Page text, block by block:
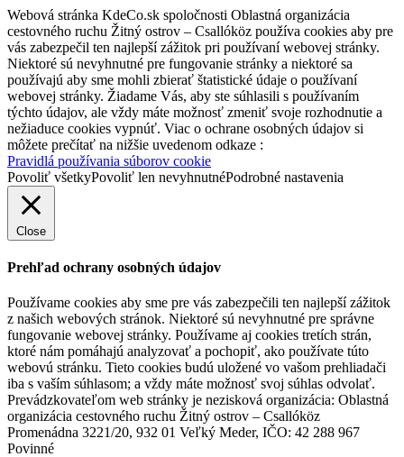
Hotel Legend
Dunajská Streda
Hotel
Webová stránka KdeCo.sk spoločnosti Oblastná organizácia
cestovného ruchu Žitný ostrov – Csallóköz používa cookies aby pre
vás zabezpečil ten najlepší zážitok pri používaní webovej stránky.
Niektoré sú nevyhnutné pre fungovanie stránky a niektoré sa
používajú aby sme mohli zbierať štatistické údaje o používaní
webovej stránky. Žiadame Vás, aby ste súhlasili s používaním
týchto údajov, ale vždy máte možnosť zmeniť svoje rozhodnutie a
nežiaduce cookies vypnúť. Viac o ochrane osobných údajov si
môžete prečítať na nižšie uvedenom odkaze :
Pravidlá používania súborov cookie
Povoliť všetkyPovoliť len nevyhnutnéPodrobné nastavenia
Close
Prehľad ochrany osobných údajov
Používame cookies aby sme pre vás zabezpečili ten najlepší zážitok
z našich webových stránok. Niektoré sú nevyhnutné pre správne
fungovanie webovej stránky. Používame aj cookies tretích strán,
ktoré nám pomáhajú analyzovať a pochopiť, ako používate túto
webovú stránku. Tieto cookies budú uložené vo vašom prehliadači
iba s vaším súhlasom; a vždy máte možnosť svoj súhlas odvolať.
Prevádzkovateľom web stránky je nezisková organizácia: Oblastná
organizácia cestovného ruchu Žitný ostrov – Csallóköz
Promenádna 3221/20, 932 01 Veľký Meder, IČO: 42 288 967
Povinné